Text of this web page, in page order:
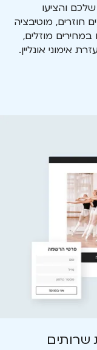
והציעו
חוזרים, מוטיבציה
במחירים מוזלים,
אימוני אונליין.
שרותים